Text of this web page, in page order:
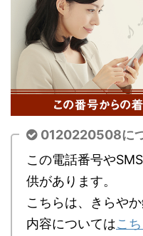
0120220508に
この電話番号や
供があります。
こちらは、きらや
内容についてはこ